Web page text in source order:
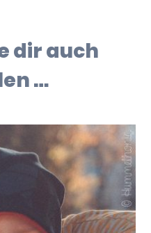
dir auch
…